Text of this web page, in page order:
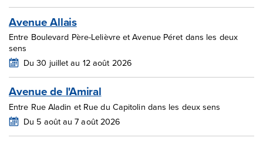
Avenue Allais
Entre Boulevard Père-Lelièvre et Avenue Péret dans les deux
sens
Du 30 juillet au 12 août 2026
Avenue de l'Amiral
Entre Rue Aladin et Rue du Capitolin dans les deux sens
Du 5 août au 7 août 2026